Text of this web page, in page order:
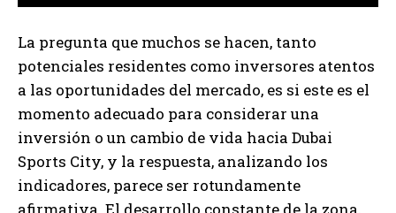
La pregunta que muchos se hacen, tanto
potenciales residentes como inversores atentos
a las oportunidades del mercado, es si este es el
momento adecuado para considerar una
inversión o un cambio de vida hacia Dubai
Sports City, y la respuesta, analizando los
indicadores, parece ser rotundamente
afirmativa. El desarrollo constante de la zona,